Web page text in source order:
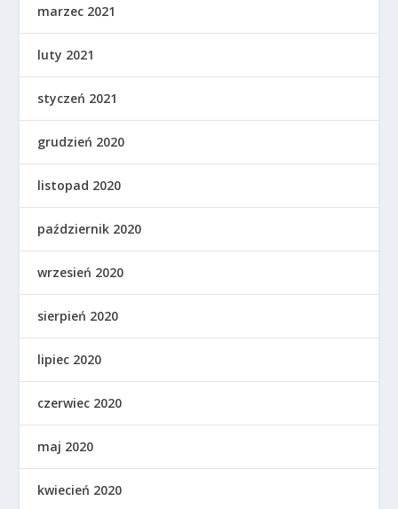
marzec 2021
luty 2021
styczeń 2021
grudzień 2020
listopad 2020
październik 2020
wrzesień 2020
sierpień 2020
lipiec 2020
czerwiec 2020
maj 2020
kwiecień 2020